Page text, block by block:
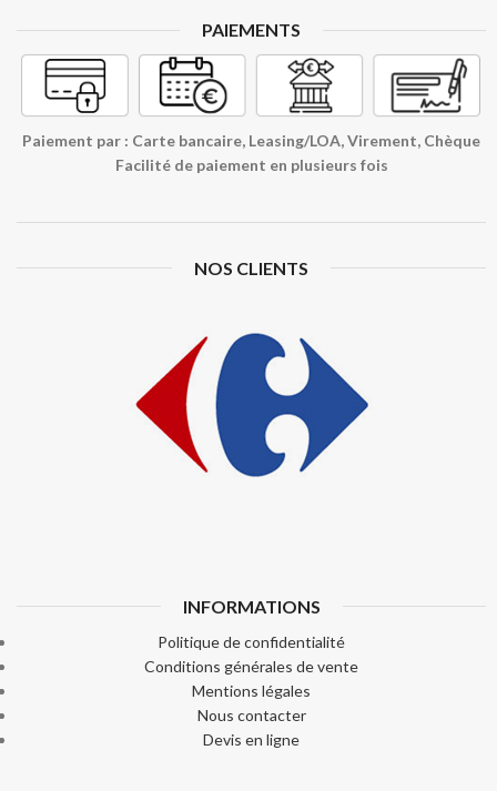
PAIEMENTS
Paiement par : Carte bancaire, Leasing/LOA, Virement, Chèque
Facilité de paiement en plusieurs fois
NOS CLIENTS
INFORMATIONS
Politique de confidentialité
Conditions générales de vente
Mentions légales
Nous contacter
Devis en ligne